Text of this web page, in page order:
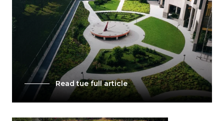
Read tue full article